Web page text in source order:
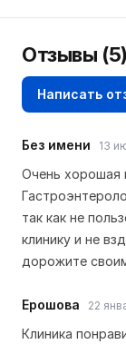
Отзывы (5)
Написать
Без имени 13
Очень хорошая
так как не
клинику и не
дорожите
Ерошова 22
Клиника